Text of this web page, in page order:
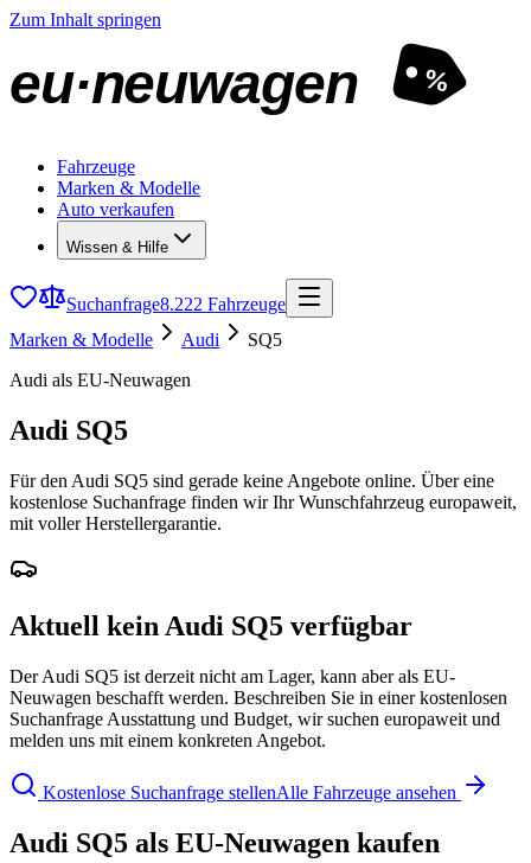
Zum Inhalt springen
eu·neuwagen %
Fahrzeuge
Marken & Modelle
Auto verkaufen
Wissen & Hilfe
Suchanfrage8.222 Fahrzeuge
Marken & Modelle
Audi
SQ5
Audi als EU-Neuwagen
Audi SQ5
Für den Audi SQ5 sind gerade keine Angebote online. Über eine
kostenlose Suchanfrage finden wir Ihr Wunschfahrzeug europaweit,
mit voller Herstellergarantie.
Aktuell kein Audi SQ5 verfügbar
Der Audi SQ5 ist derzeit nicht am Lager, kann aber als EU-
Neuwagen beschafft werden. Beschreiben Sie in einer kostenlosen
Suchanfrage Ausstattung und Budget, wir suchen europaweit und
melden uns mit einem konkreten Angebot.
Kostenlose Suchanfrage stellenAlle Fahrzeuge ansehen
Audi SQ5 als EU-Neuwagen kaufen